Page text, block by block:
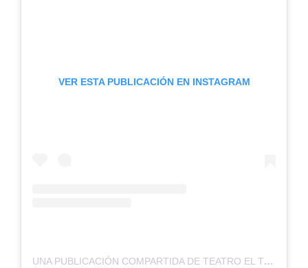
VER ESTA PUBLICACIÓN EN INSTAGRAM
UNA PUBLICACIÓN COMPARTIDA DE TEATRO EL TELÓN MDP (@ELTELONARTE)